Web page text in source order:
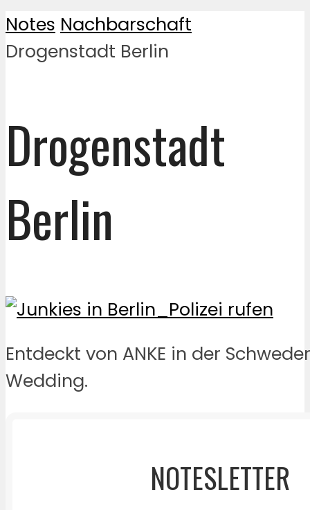
Notes Nachbarschaft
Drogenstadt Berlin
Drogenstadt
Berlin
Entdeckt von ANKE in der
Wedding.
NOTESLETTER